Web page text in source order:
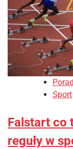
Sport
Falstart co
reguły w